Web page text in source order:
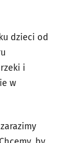
dzieci od
i
w